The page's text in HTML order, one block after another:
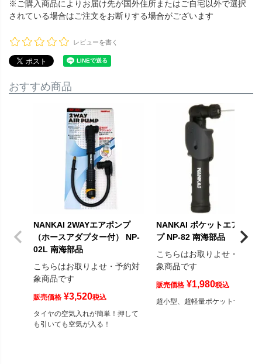
※ご購入商品によりお届け先が国外住所またはご自宅以外で選択
されている場合はご注文をお断りする場合がございます
レビューを書く
おすすめ商品
NANKAI 2WAYエアポンプ
（ホースアダプター付） NP-
02L 南海部品
こちらはお取りよせ・予約対
象商品です
販売価格 ¥3,520税込
タイヤの空気入れが簡単！押して
も引いても空気が入る！
NANKAI ポケットエアーポ
プ NP-82 南海部品
こちらはお取りよせ・予約対
象商品です
販売価格 ¥1,980税込
超小型、超軽量ポケットサイズ